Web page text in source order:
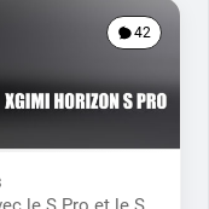
42